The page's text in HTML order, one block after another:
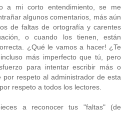
a mi corto entendimiento, se me
algunos comentarios, más aún
de faltas de ortografía y carentes
o cuando los tienen, están
¿Qué le vamos a hacer! ¿Te
más imperfecto que tú, pero
para intentar escribir más o
por respeto al administrador de esta
respeto a todos los lectores.
a reconocer tus "faltas" (de